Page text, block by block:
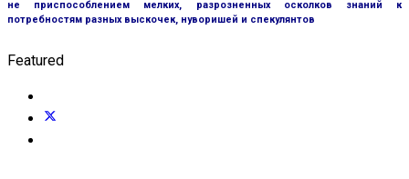
не приспособлением мелких, разрозненных осколков знаний к
потребностям разных выскочек, нуворишей и спекулянтов
Featured